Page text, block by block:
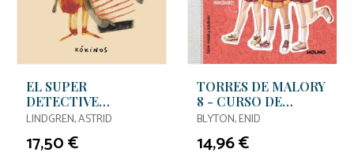
EL SUPER
DETECTIVE
BLOMKVIST
LINDGREN, ASTRID
17,50 €
TORRES DE MALORY
8 - CURSO DE
VERANO (EDICIÓN
ACTUALIZADA)
BLYTON, ENID
14,96 €